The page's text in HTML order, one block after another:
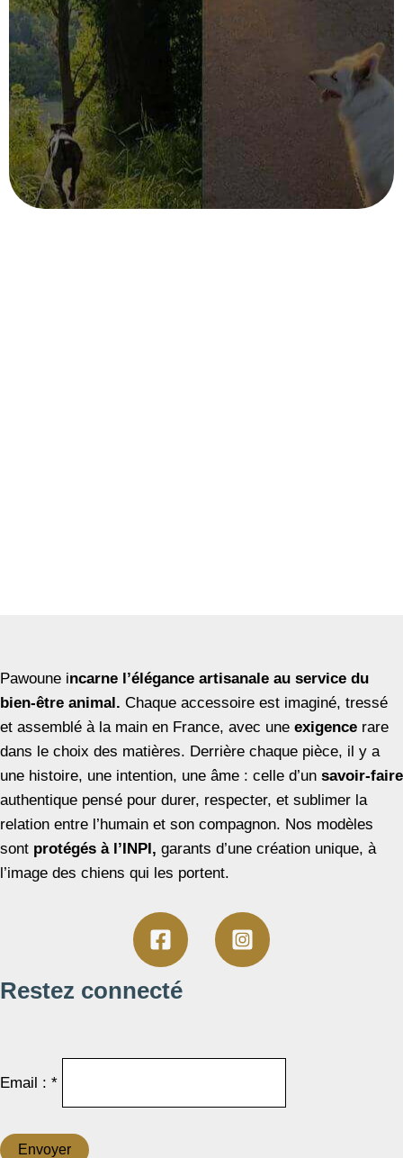
Pawoune incarne l’élégance artisanale au service du
bien-être animal. Chaque accessoire est imaginé, tressé
et assemblé à la main en France, avec une exigence rare
dans le choix des matières. Derrière chaque pièce, il y a
une histoire, une intention, une âme : celle d’un savoir-faire
authentique pensé pour durer, respecter, et sublimer la
relation entre l’humain et son compagnon. Nos modèles
sont protégés à l’INPI, garants d’une création unique, à
l’image des chiens qui les portent.
Restez connecté
Email : *